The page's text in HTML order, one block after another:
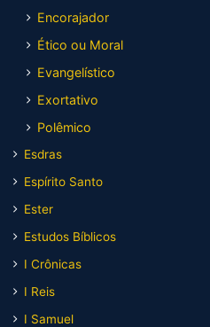
Encorajador
Ético ou Moral
Evangelístico
Exortativo
Polêmico
Esdras
Espírito Santo
Ester
Estudos Bíblicos
I Crônicas
I Reis
I Samuel